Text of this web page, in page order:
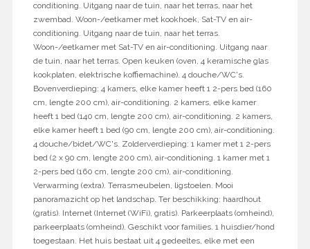
conditioning. Uitgang naar de tuin, naar het terras, naar het
zwembad. Woon-/eetkamer met kookhoek, Sat-TV en air-
conditioning. Uitgang naar de tuin, naar het terras.
Woon-/eetkamer met Sat-TV en air-conditioning. Uitgang naar
de tuin, naar het terras. Open keuken (oven, 4 keramische glas
kookplaten, elektrische koffiemachine). 4 douche/WC's.
Bovenverdieping: 4 kamers, elke kamer heeft 1 2-pers bed (160
cm, lengte 200 cm), air-conditioning. 2 kamers, elke kamer
heeft 1 bed (140 cm, lengte 200 cm), air-conditioning. 2 kamers,
elke kamer heeft 1 bed (90 cm, lengte 200 cm), air-conditioning.
4 douche/bidet/WC's. Zolderverdieping: 1 kamer met 1 2-pers
bed (2 x 90 cm, lengte 200 cm), air-conditioning. 1 kamer met 1
2-pers bed (160 cm, lengte 200 cm), air-conditioning.
Verwarming (extra). Terrasmeubelen, ligstoelen. Mooi
panoramazicht op het landschap. Ter beschikking: haardhout
(gratis). Internet (Internet (WiFi), gratis). Parkeerplaats (omheind),
parkeerplaats (omheind). Geschikt voor families. 1 huisdier/hond
toegestaan. Het huis bestaat uit 4 gedeeltes, elke met een